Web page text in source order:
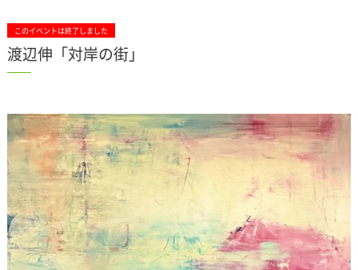
このイベントは終了しました
渡辺伸「対岸の街」